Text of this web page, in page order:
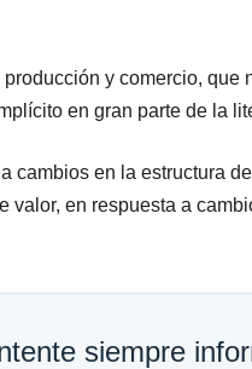
y comercio, que
en gran parte de la
cambios en la estructura
valor, en respuesta a
siempre